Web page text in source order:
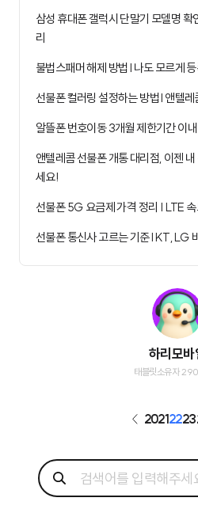
삼성 휴대폰 갤럭시 단말기 모델명
리
불법스패머 해제 방법 I 나도 모르게
선불폰 컬러링 설정하는 방법 I 앤텔
알뜰폰 번호이동 3개월 제한기간 이
앤텔레콤 선불폰 개통 대리점, 이젠
세요!
선불폰 5G 요금제 가격 정리 | LTE
선불폰 통신사 고르는 기준 I KT, LG
하리모바
태블릿소유자
20212223